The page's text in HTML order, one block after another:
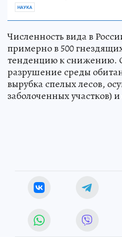
НАУКА
Численность вида в
примерно в 500
тенденцию к снижению.
разрушение среды
вырубка спелых лесов,
заболоченных участков) и